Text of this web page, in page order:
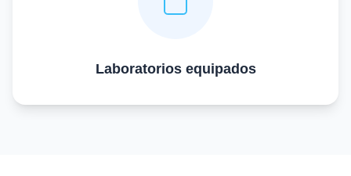
Laboratorios equipados